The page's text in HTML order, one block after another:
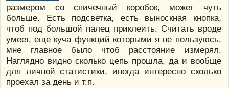
размером со спичечный коробок, может чуть
больше. Есть подсветка, есть выноскная кнопка,
чтоб под большой палец приклеить. Считать вроде
умеет, еще куча функций которыми я не пользуюсь,
мне главное было чтоб расстояние измерял.
Наглядно видно сколько цепь прошла, да и вообще
для личной статистики, иногда интересно сколько
проехал за день и т.п.